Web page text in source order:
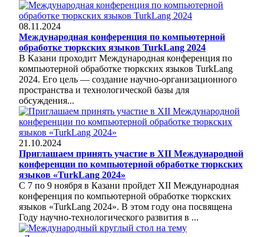
08.11.2024
Международная конференция по компьютерной
обработке тюркских языков TurkLang 2024
В Казани проходит Международная конференция по
компьютерной обработке тюркских языков TurkLang
2024. Его цель — создание научно-организационного
пространства и технологической базы для
обсуждения...
21.10.2024
Приглашаем принять участие в ХII Международной
конференции по компьютерной обработке тюркских
языков «TurkLang 2024»
С 7 по 9 ноября в Казани пройдет ХII Международная
конференция по компьютерной обработке тюркских
языков «TurkLang 2024». В этом году она посвящена
Году научно-технологического развития в ...